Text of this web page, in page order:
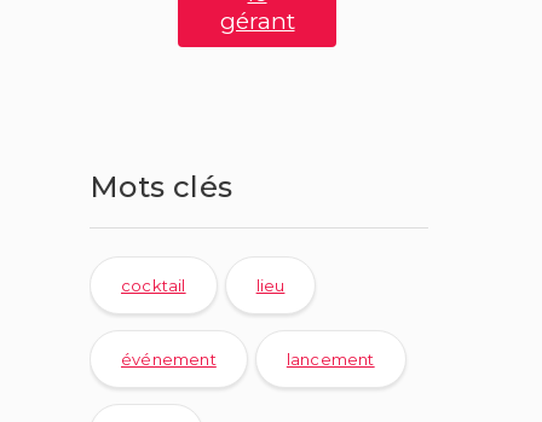
gérant
Mots clés
cocktail lieu
événement lancement